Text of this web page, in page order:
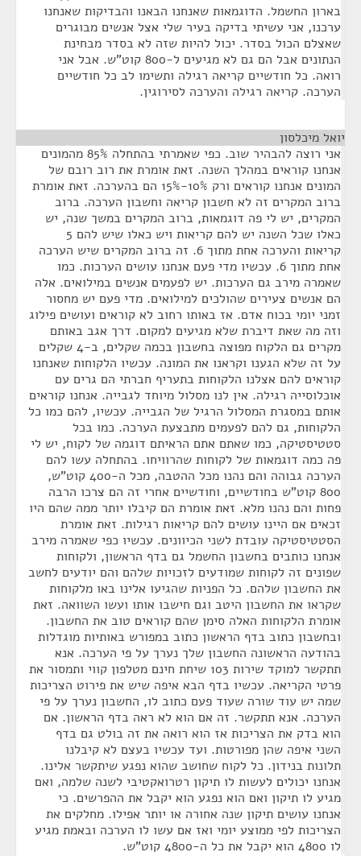
בארון החשמל. הדוגמאות שאנחנו הבאנו והבדיקות שאנחנו
ערכנו, אני עשיתי בדיקה בעיר שלי אצל אנשים מבוגרים
שאצלם הכול בסדר. יכול להיות שזה לא בסדר מבחינת
הנתונים אבל הם גם לא מגיעים ל-800 קוט”ש. אבל אני
רואה. כל חודשיים קריאה רגילה ותשימו לב כל חודשיים
הערכה. קריאה רגילה והערכה לסירוגין.
יואל מיכלסון
אני רוצה להבהיר שוב. כפי שאמרתי בהתחלה 85% מהמונים
אנחנו קוראים במהלך השנה. זאת אומרת את רוב רובם של
המונים אנחנו קוראים ורק 10%-15% הם בהערכה. זאת אומרת
ברוב המקרים זה לא חשבון קריאה וחשבון הערכה. ברוב
המקרים, יש לי פה דוגמאות, ברוב המקרים במשך שנה, יש
כאלו שכל השנה יש להם קריאות ויש כאלו שיש להם 5
קריאות והערכה אחת מתוך 6. זה ברוב המקרים שיש הערכה
אחת מתוך 6. עכשיו מדי פעם אנחנו עושים הערכות. כמו
שאמרה מירב גם הערכות. יש לפעמים אנשים במילואים. אלה
הם אנשים צעירים שהולכים למילואים. מדי פעם יש מחסור
זמני יומי בכוח אדם. אז באותו רחוב לא קוראים ועושים פילוג
וזה מה שאת דיברת שלא מגיעים למקום. דרך אגב באותם
מקרים גם הלקוח מפוצה בחשבון בכמה שקלים, ב-4 שקלים
על זה שלא הגענו וקראנו את המונה. עכשיו הלקוחות שאנחנו
קוראים להם אצלנו הלקוחות בתעריף חברתי הם גרים עם
אוכלוסייה רגילה. אין לנו מסלול מיוחד לגבייה. אנחנו קוראים
אותם במסגרת המסלול הרגיל של הגבייה. עכשיו, להם כמו כל
הלקוחות, גם להם לפעמים מתבצעת הערכה. כמו בכל
סטטיסטיקה, כמו שאתם אתם הראיתם דוגמה של לקוח, יש לי
פה כמה דוגמאות של לקוחות שהרוויחו. בהתחלה עשו להם
הערכה גבוהה והם נהנו מכל ההטבה, מכל ה-400 קוט”ש,
800 קוט”ש בחודשיים, וחודשיים אחרי זה הם צרכו הרבה
פחות והם נהנו מלא. זאת אומרת הם קיבלו יותר ממה שהם היו
זכאים אם היינו עושים להם קריאות רגילות. זאת אומרת
הסטטיסטיקה עובדת לשני הכיוונים. עכשיו כפי שאמרה מירב
אנחנו כותבים בחשבון החשמל גם בדף הראשון, ולקוחות
שפונים זה לקוחות שמודעים לזכויות שלהם והם יודעים לחשב
את החשבון שלהם. כל הפניות שהגיעו אלינו באו מלקוחות
שקראו את החשבון היטב וגם חישבו אותו ועשו השוואה. זאת
אומרת הלקוחות האלה סימן שהם קוראים טוב את החשבון.
ובחשבון כתוב בדף הראשון כתוב במפורש באותיות מוגדלות
בהודעה הראשונה החשבון שלך נערך על פי הערכה. אנא
תתקשר למוקד שירות 103 שיחת חינם מטלפון קווי ותמסור את
פרטי הקריאה. עכשיו בדף הבא איפה שיש את פירוט הצריכות
שמה יש עוד שורה שעוד פעם כתוב לו, החשבון נערך על פי
הערכה. אנא תתקשר. זה אם הוא לא ראה בדף הראשון. אם
הוא בדק את הצריכות אז הוא רואה את זה בולט גם בדף
השני איפה שהן מפורטות. ועד עכשיו בעצם לא קיבלנו
תלונות בנידון. כל לקוח שחושב שהוא נפגע שיתקשר אלינו.
אנחנו יכולים לעשות לו תיקון רטרואקטיבי לשנה שלמה, ואם
מגיע לו תיקון ואם הוא נפגע הוא יקבל את ההפרשים. כי
אנחנו עושים תיקון שנה אחורה או יותר אפילו. מחלקים את
הצריכות לפי ממוצע יומי ואז אם עשו לו הערכה ובאמת מגיע
לו 4800 הוא יקבל את כל ה-4800 קוט”ש.